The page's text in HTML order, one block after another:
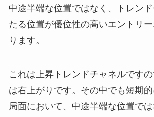
中途半端な位置ではなく、トレン
たる位置が優位性の高いエントリ
ります。
これは上昇トレンドチャネルです
は右上がりです。その中でも短期
局面において、中途半端な位置で